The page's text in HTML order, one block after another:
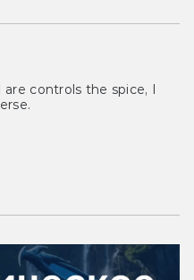
controls the spice, I